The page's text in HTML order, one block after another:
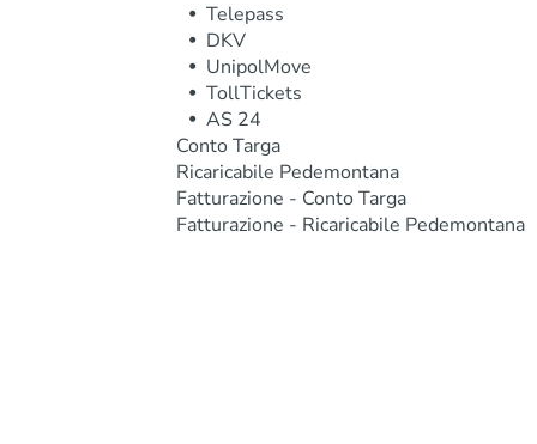
Telepass
DKV
UnipolMove
TollTickets
AS 24
Conto Targa
Ricaricabile Pedemontana
Fatturazione - Conto Targa
Fatturazione - Ricaricabile Pedemontana